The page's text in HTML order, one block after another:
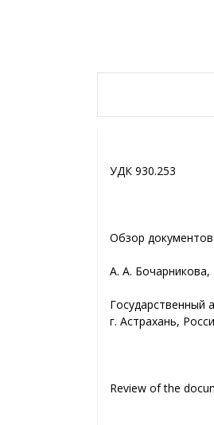
УДК 930.253
Обзор
А. А. Бочарникова,
Государственный
г. Астрахань,
Review of the